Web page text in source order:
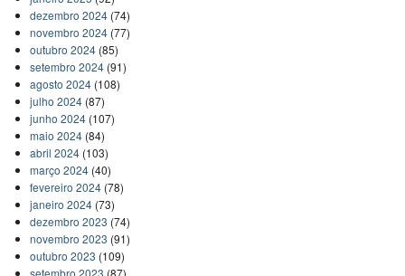
dezembro 2024(74)
novembro 2024(77)
outubro 2024(85)
setembro 2024(91)
agosto 2024(108)
julho 2024(87)
junho 2024(107)
maio 2024(84)
abril 2024(103)
março 2024(40)
fevereiro 2024(78)
janeiro 2024(73)
dezembro 2023 (74)
novembro 2023 (91)
outubro 2023 (109)